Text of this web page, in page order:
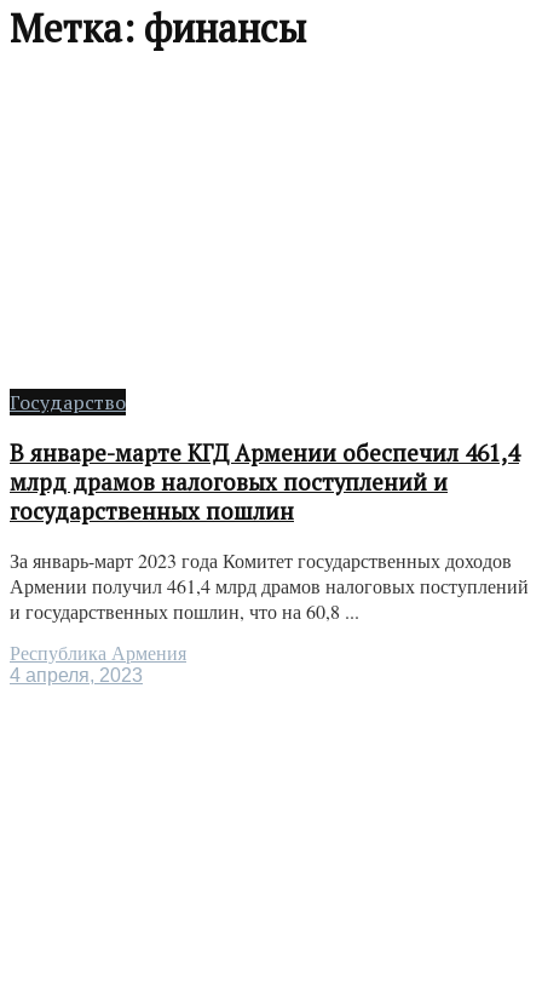
Метка: финансы
Государство
В январе-марте КГД Армении обеспечил 461,4
млрд драмов налоговых поступлений и
государственных пошлин
За январь-март 2023 года Комитет государственных доходов
Армении получил 461,4 млрд драмов налоговых поступлений
и государственных пошлин, что на 60,8 ...
Республика Армения
4 апреля, 2023